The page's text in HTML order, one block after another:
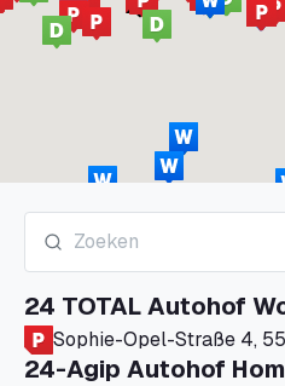
24 TOTAL Autohof
Sophie-Opel-Straße 4,
24-Agip Autohof